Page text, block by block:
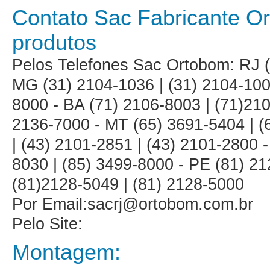
Contato Sac Fabricante
produtos
Pelos Telefones Sac Ortobom: RJ
MG (31) 2104-1036 | (31) 2104-
8000 - BA (71) 2106-8003 |
2136-7000 - MT (65) 3691-5404 |
| (43) 2101-2851 | (43) 2101-
8030 | (85) 3499-8000 - PE (81)
(81)2128-5049 | (81) 2128-5000
Por Email:sacrj@ortobom.com.br
Pelo Site:
Montagem: